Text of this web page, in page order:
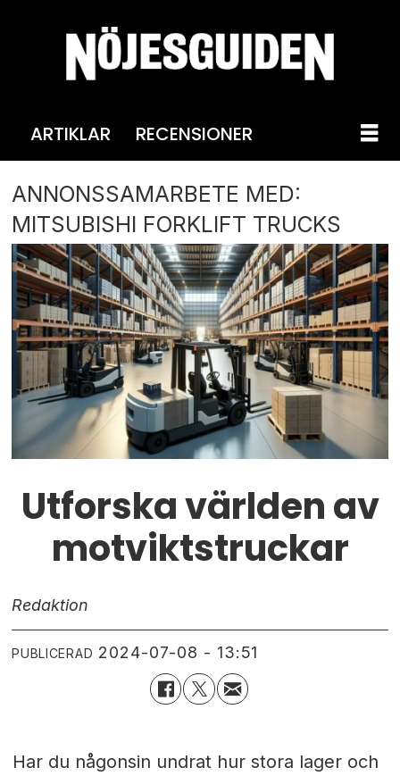
ARTIKLAR RECENSIONER
ANNONSSAMARBETE MED:
MITSUBISHI FORKLIFT TRUCKS
Utforska världen av
motviktstruckar
Redaktion
PUBLICERAD 2024-07-08 - 13:51
Har du någonsin undrat hur stora lager och